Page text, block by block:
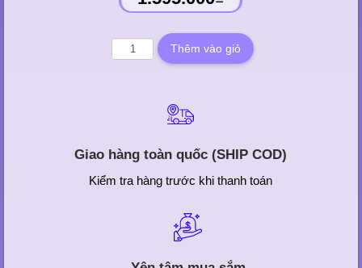
Giao hàng toàn quốc (SHIP COD)
Kiểm tra hàng trước khi thanh toán